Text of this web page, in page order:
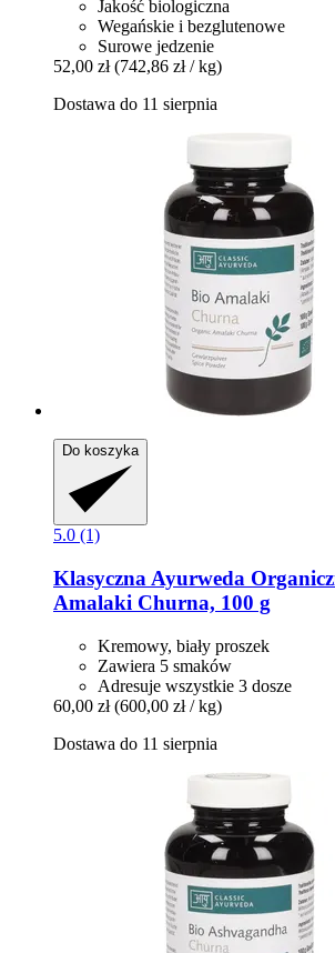
Jakość biologiczna
Wegańskie i bezglutenowe
Surowe jedzenie
52,00 zł (742,86 zł / kg)
Dostawa do 11 sierpnia
Do koszyka
5.0 (1)
Klasyczna Ayurweda
Amalaki Churna, 100 g
Kremowy, biały proszek
Zawiera 5 smaków
Adresuje wszystkie 3 dosze
60,00 zł (600,00 zł / kg)
Dostawa do 11 sierpnia